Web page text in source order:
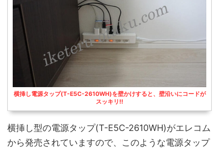
横挿し電源タップ(T-E5C-2610WH)を壁かけすると、壁沿いにコードが
スッキリ!!
横挿し型の電源タップ(T-E5C-2610WH)がエレコム
から発売されていますので、このような電源タップ